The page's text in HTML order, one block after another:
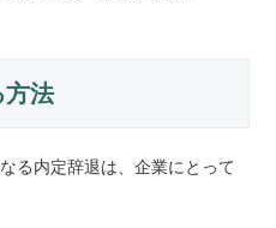
方法
る内定辞退は、企業にとって